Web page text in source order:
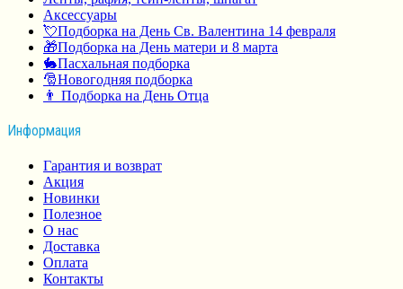
Аксессуары
💘Подборка на День Св. Валентина 14 февраля
🎁Подборка на День матери и 8 марта
🐇Пасхальная подборка
🎅Новогодняя подборка
👨 Подборка на День Отца
Информация
Гарантия и возврат
Акция
Новинки
Полезное
О нас
Доставка
Оплата
Контакты